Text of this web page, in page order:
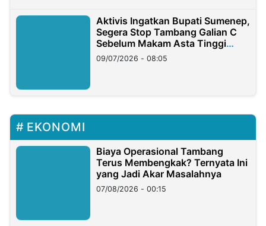
Aktivis Ingatkan Bupati Sumenep,
Segera Stop Tambang Galian C
Sebelum Makam Asta Tinggi
Longsor
09/07/2026 - 08:05
EKONOMI
Biaya Operasional Tambang
Terus Membengkak? Ternyata Ini
yang Jadi Akar Masalahnya
07/08/2026 - 00:15